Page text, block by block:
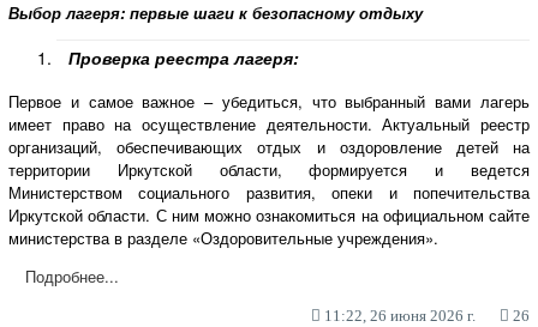
Выбор лагеря: первые шаги к безопасному отдыху
Проверка реестра лагеря:
Первое и самое важное – убедиться, что выбранный вами лагерь
имеет право на осуществление деятельности. Актуальный реестр
организаций, обеспечивающих отдых и оздоровление детей на
территории Иркутской области, формируется и ведется
Министерством социального развития, опеки и попечительства
Иркутской области. С ним можно ознакомиться на официальном сайте
министерства в разделе «Оздоровительные учреждения».
Подробнее...
11:22, 26 июня 2026 г. 26